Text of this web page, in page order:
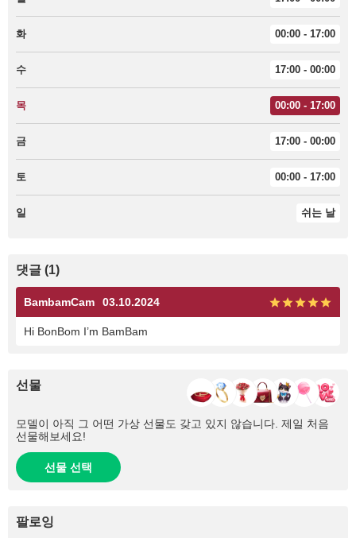
화 00:00 - 17:00
수 17:00 - 00:00
목 00:00 - 17:00
금 17:00 - 00:00
토 00:00 - 17:00
일 쉬는 날
댓글 (1)
BambamCam 03.10.2024
Hi BonBom I’m BamBam
선물
모델이 아직 그 어떤 가상 선물도 갖고 있지 않습니다. 제일 처음
선물해보세요!
선물 선택
팔로잉